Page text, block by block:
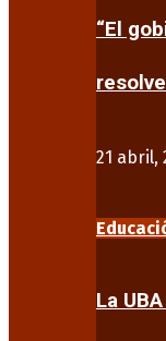
“El
21 abril,
La